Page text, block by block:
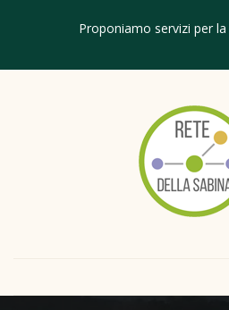
Proponiamo servizi per la